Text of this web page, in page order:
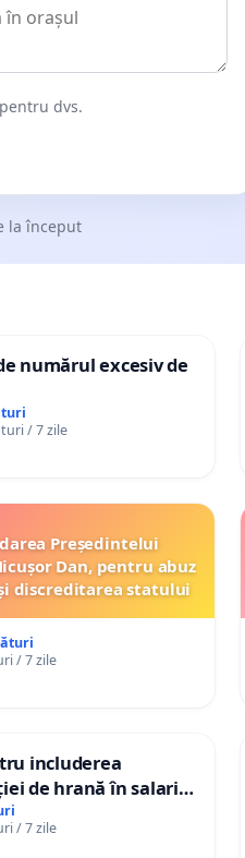
dvs.
la început
numărul excesiv de
/ 7 zile
Președintelui
Dan, pentru abuz
discreditarea statului
/ 7 zile
includerea
de hrană în salariul
gradațiilor
pentru asistenții
/ 7 zile